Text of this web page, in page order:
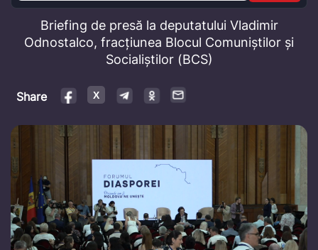
Briefing de presă la deputatului Vladimir
Odnostalco, fracțiunea Blocul Comuniștilor și
Socialiștilor (BCS)
Share